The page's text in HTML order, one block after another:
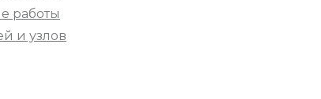
работы
и узлов